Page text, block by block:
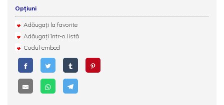
Opțiuni
Adăugați la favorite
Adăugați într-o listă
Codul embed